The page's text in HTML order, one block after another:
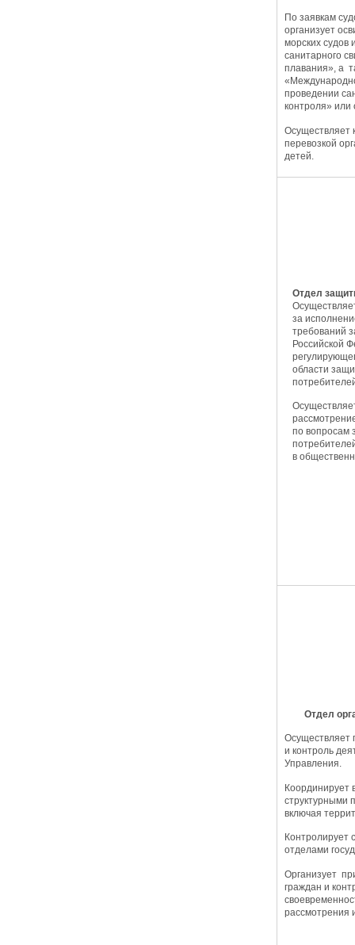
По заявкам
организует
морских судов
санитарного
плавания», а
проведении
контроля» или
Осуществляет
перевозкой
детей.
Отдел
за
требований
Российской
области
по вопросам
в
Отдел
Осуществляет
и контроль
Управления.
Координирует
структурными
включая
Контролирует
отделами
Организует
граждан и
рассмотрения